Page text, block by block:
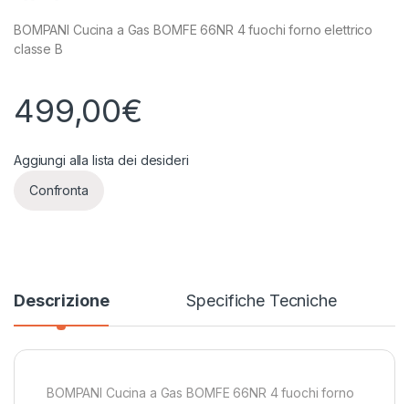
BOMPANI Cucina a Gas BOMFE 66NR 4 fuochi forno elettrico
classe B
499,00€
Aggiungi alla lista dei desideri
Confronta
Descrizione Specifiche Tecniche
BOMPANI Cucina a Gas BOMFE 66NR 4 fuochi forno